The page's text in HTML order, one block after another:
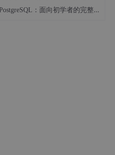
：面向初学者的完整指南